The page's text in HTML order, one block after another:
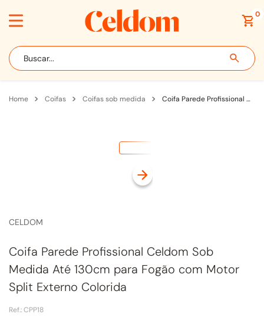
0
Buscar...
coifas coifas sob medida Coifa Parede Profissional Celdom Sob Medida Até 130cm para Fogão com Motor Split Externo Colorida
CELDOM
Coifa Parede Profissional Celdom Sob
Medida Até 130cm para Fogão com Motor
Split Externo Colorida
Ref.:CPP18